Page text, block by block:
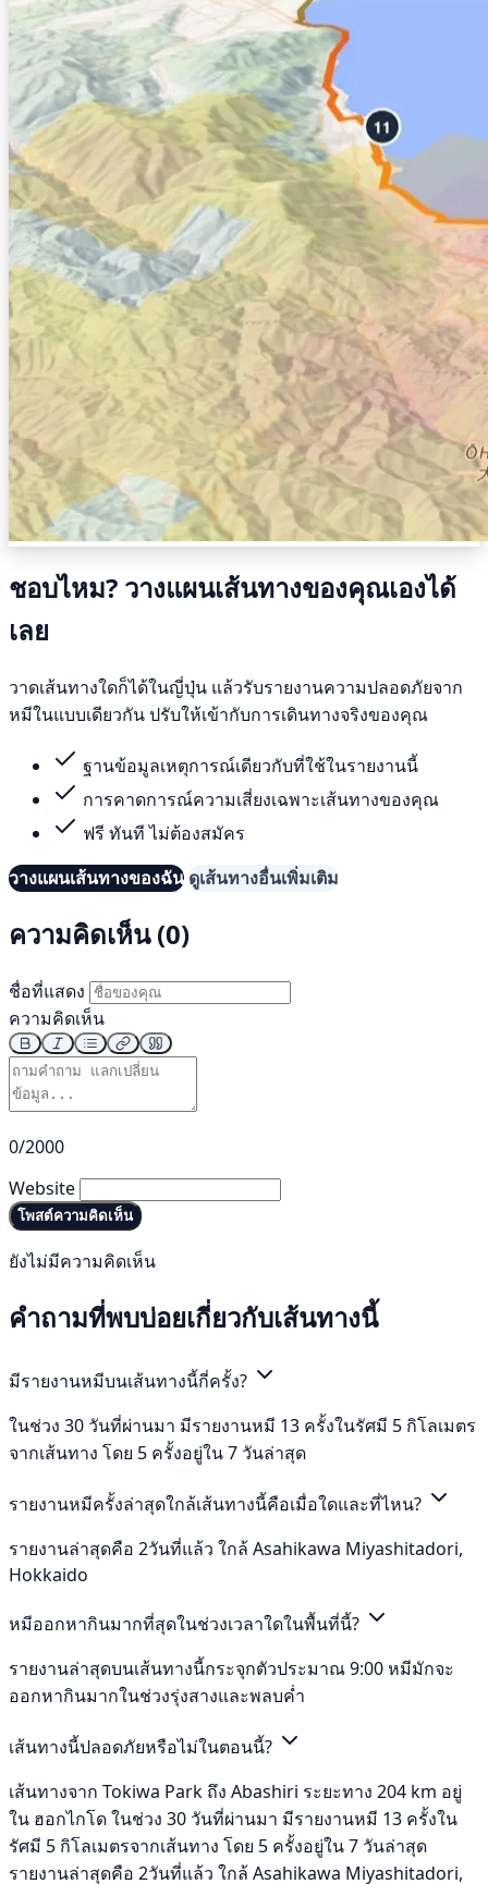
ชอบไหม? วางแผนเส้นทางของคุณเองได้
เลย
วาดเส้นทางใดก็ได้ในญี่ปุ่น แล้วรับรายงานความปลอดภัยจาก
หมีในแบบเดียวกัน ปรับให้เข้ากับการเดินทางจริงของคุณ
ฐานข้อมูลเหตุการณ์เดียวกับที่ใช้ในรายงานนี้
การคาดการณ์ความเสี่ยงเฉพาะเส้นทางของคุณ
ฟรี ทันที ไม่ต้องสมัคร
วางแผนเส้นทางของฉัน ดูเส้นทางอื่นเพิ่มเติม
ความคิดเห็น (0)
ชื่อที่แสดง
ความคิดเห็น
0/2000
Website
โพสต์ความคิดเห็น
ยังไม่มีความคิดเห็น
คำถามที่พบบ่อยเกี่ยวกับเส้นทางนี้
มีรายงานหมีบนเส้นทางนี้กี่ครั้ง?
ในช่วง 30 วันที่ผ่านมา มีรายงานหมี 13 ครั้งในรัศมี 5 กิโลเมตร
จากเส้นทาง โดย 5 ครั้งอยู่ใน 7 วันล่าสุด
รายงานหมีครั้งล่าสุดใกล้เส้นทางนี้คือเมื่อใดและที่ไหน?
รายงานล่าสุดคือ 2วันที่แล้ว ใกล้ Asahikawa Miyashitadori,
Hokkaido
หมีออกหากินมากที่สุดในช่วงเวลาใดในพื้นที่นี้?
รายงานล่าสุดบนเส้นทางนี้กระจุกตัวประมาณ 9:00 หมีมักจะ
ออกหากินมากในช่วงรุ่งสางและพลบค่ำ
เส้นทางนี้ปลอดภัยหรือไม่ในตอนนี้?
เส้นทางจาก Tokiwa Park ถึง Abashiri ระยะทาง 204 km อยู่
ใน ฮอกไกโด ในช่วง 30 วันที่ผ่านมา มีรายงานหมี 13 ครั้งใน
รัศมี 5 กิโลเมตรจากเส้นทาง โดย 5 ครั้งอยู่ใน 7 วันล่าสุด
รายงานล่าสุดคือ 2วันที่แล้ว ใกล้ Asahikawa Miyashitadori,